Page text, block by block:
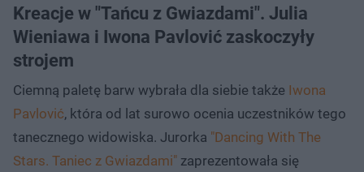
Kreacje w "Tańcu z Gwiazdami". Julia
Wieniawa i Iwona Pavlović zaskoczyły
strojem
Ciemną paletę barw wybrała dla siebie także Iwona
Pavlović, która od lat surowo ocenia uczestników tego
tanecznego widowiska. Jurorka "Dancing With The
Stars. Taniec z Gwiazdami" zaprezentowała się